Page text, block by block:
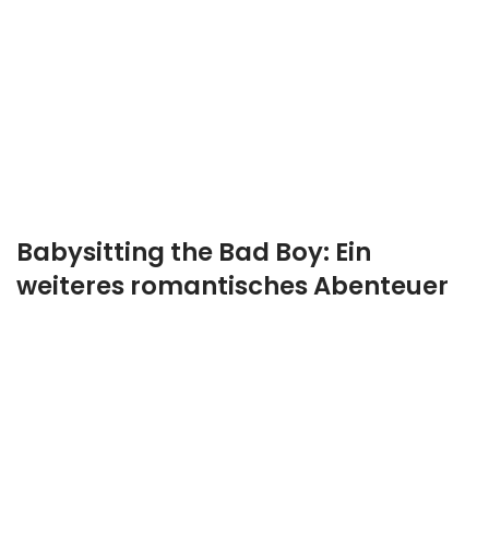
Babysitting the Bad Boy: Ein
weiteres romantisches Abenteuer